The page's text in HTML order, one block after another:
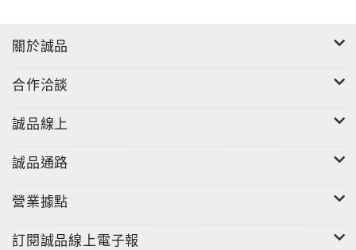
關於誠品
合作洽談
誠品線上
誠品通路
營業據點
訂閱誠品線上電子報